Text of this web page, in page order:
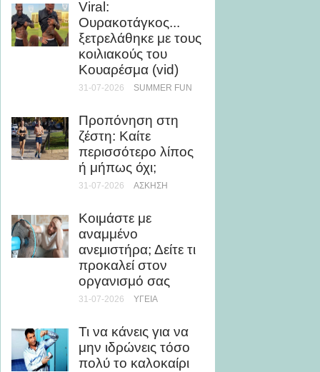
Viral:
Ουρακοτάγκος...
ξετρελάθηκε με τους
κοιλιακούς του
Κουαρέσμα (vid)
31-07-2026 SUMMER FUN
Προπόνηση στη
ζέστη: Καίτε
περισσότερο λίπος
ή μήπως όχι;
31-07-2026 ΆΣΚΗΣΗ
Κοιμάστε με
αναμμένο
ανεμιστήρα; Δείτε τι
προκαλεί στον
οργανισμό σας
31-07-2026 ΥΓΕΊΑ
Τι να κάνεις για να
μην ιδρώνεις τόσο
πολύ το καλοκαίρι